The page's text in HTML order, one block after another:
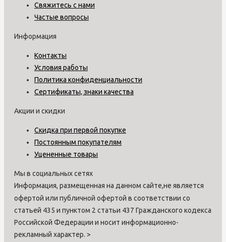
Свяжитесь с нами
Частые вопросы
Информация
Контакты
Условия работы
Политика конфиденциальности
Сертификаты, знаки качества
Акции и скидки
Скидка при первой покупке
Постоянным покупателям
Уцененные товары
Мы в социальных сетях
Информация, размещенная на данном сайте,не является
офертой или публичной офертой в соответствии со
статьей 435 и пунктом 2 статьи 437 Гражданского кодекса
Российской Федерации и носит информационно-
рекламный характер. >